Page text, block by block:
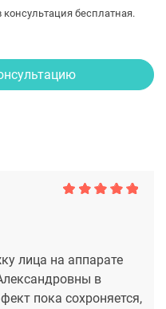
консультация бесплатная.
лица на аппарате
в
пока сохроняется,